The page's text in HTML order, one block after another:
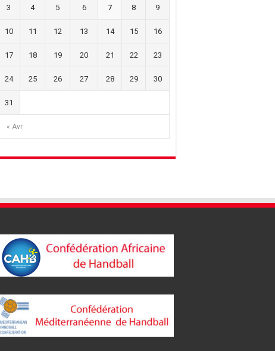
« Avr
3 4 5 6 7 8 9
10 11 12 13 14 15 16
17 18 19 20 21 22 23
24 25 26 27 28 29 30
31